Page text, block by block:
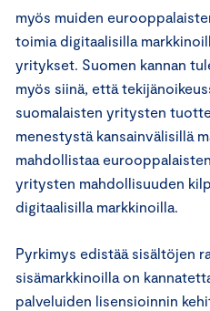
myös muiden
toimia digitaalisilla
yritykset. Suomen kannan
myös siinä, että
suomalaisten yritysten
menestystä kansainvälisillä
mahdollistaa
yritysten mahdollisuuden
digitaalisilla markkinoilla.
Pyrkimys edistää sisältöjen
sisämarkkinoilla on
palveluiden lisensioinnin